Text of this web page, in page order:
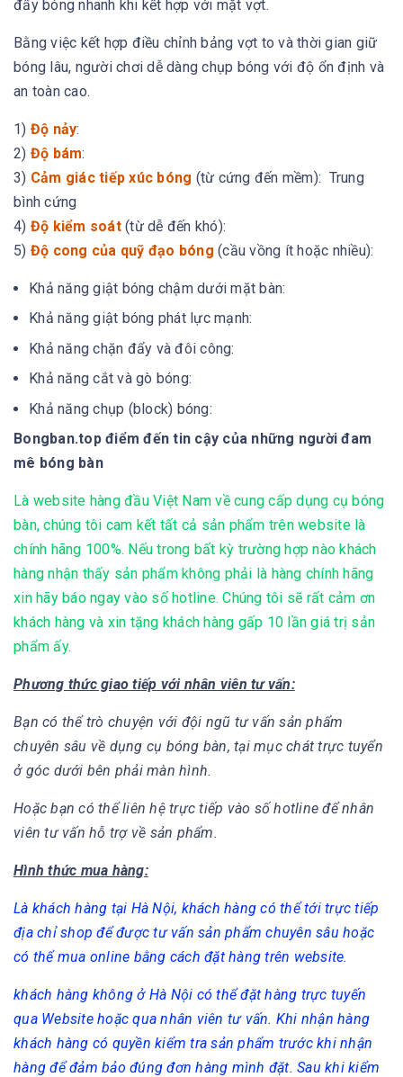
đẩy bóng nhanh khi kết hợp với mặt vợt.
Bằng việc kết hợp điều chỉnh bảng vợt to và thời gian giữ
bóng lâu, người chơi dễ dàng chụp bóng với độ ổn định và
an toàn cao.
1) Độ nảy:
2) Độ bám:
3) Cảm giác tiếp xúc bóng (từ cứng đến mềm): Trung
bình cứng
4) Độ kiểm soát(từ dễ đến khó):
5) Độ cong của quỹ đạo bóng (cầu vồng ít hoặc nhiều):
Khả năng giật bóng chậm dưới mặt bàn:
Khả năng giật bóng phát lực mạnh:
Khả năng chặn đẩy và đôi công:
Khả năng cắt và gò bóng:
Khả năng chụp (block) bóng:
Bongban.top điểm đến tin cậy của những người đam
mê bóng bàn
Là website hàng đầu Việt Nam về cung cấp dụng cụ bóng
bàn, chúng tôi cam kết tất cả sản phẩm trên website là
chính hãng 100%. Nếu trong bất kỳ trường hợp nào khách
hàng nhận thấy sản phẩm không phải là hàng chính hãng
xin hãy báo ngay vào số hotline. Chúng tôi sẽ rất cảm ơn
khách hàng và xin tặng khách hàng gấp 10 lần giá trị sản
phẩm ấy.
Phương thức giao tiếp với nhân viên tư vấn:
Bạn có thể trò chuyện với đội ngũ tư vấn sản phẩm
chuyên sâu về dụng cụ bóng bàn, tại mục chát trực tuyển
ở góc dưới bên phải màn hình.
Hoặc bạn có thể liên hệ trực tiếp vào số hotline để nhân
viên tư vấn hỗ trợ về sản phẩm.
Hình thức mua hàng:
Là khách hàng tại Hà Nội, khách hàng có thể tới trực tiếp
địa chỉ shop để được tư vấn sản phẩm chuyên sâu hoặc
có thể mua online bằng cách đặt hàng trên website.
khách hàng không ở Hà Nội có thể đặt hàng trực tuyến
qua Website hoặc qua nhân viên tư vấn. Khi nhận hàng
khách hàng có quyền kiểm tra sản phẩm trước khi nhận
hàng để đảm bảo đúng đơn hàng mình đặt. Sau khi kiểm